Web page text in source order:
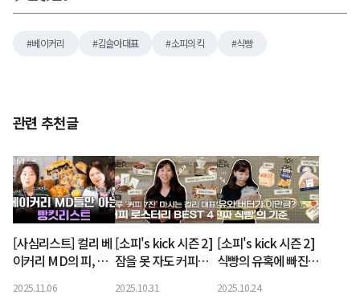
베이커리 김슬아대표 소피의킥 식빵
관련 추천글
[사심리스트] 컬리 베
이커리 MD의 피, 땀,
2025.11.06
[소피's kick 시즌 2]
잠을 못 자도 커피를
대표의 원두 취향
2025.10.31
[소피's kick 시즌 2]
식빵의 유혹에 빠진
신의 차례예요
2025.10.24